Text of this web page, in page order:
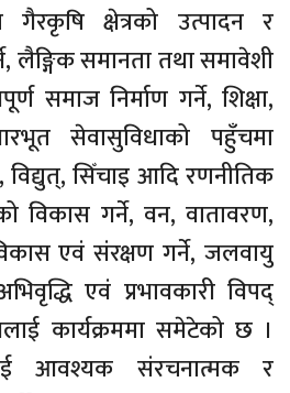
क्षेत्रको उत्पादन र
लैङ्गिक समानता तथा समावेशी
समाज निर्माण गर्ने, शिक्षा,
सेवासुविधाको पहुँचमा
विद्युत्, सिँचाइ आदि रणनीतिक
विकास गर्ने, वन, वातावरण,
एवं संरक्षण गर्ने, जलवायु
एवं प्रभावकारी विपद्
कार्यक्रममा समेटेको छ ।
आवश्यक संरचनात्मक र